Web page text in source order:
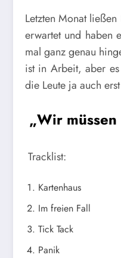
Letzten Monat
erwartet und haben
mal ganz genau
ist in Arbeit, aber
die Leute ja auch
„Wir
Tracklist:
Kartenhaus
Im freien Fall
Tick Tack
Panik